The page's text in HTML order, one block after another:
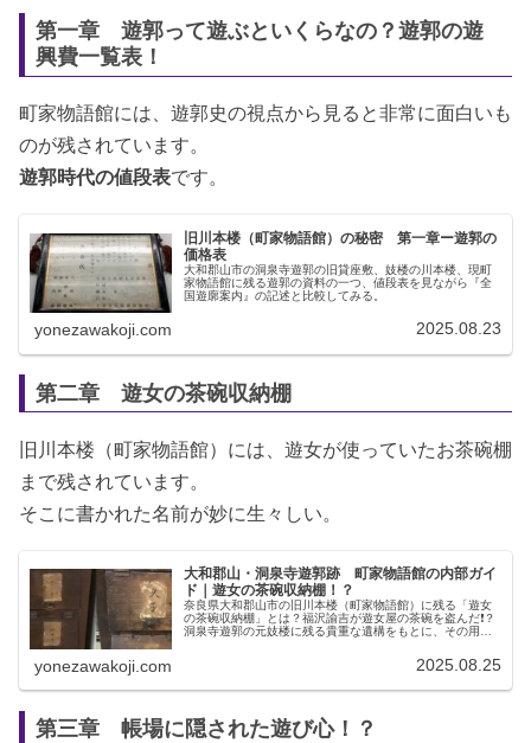
第一章 遊郭って遊ぶといくらなの？遊郭の遊
興費一覧表！
町家物語館には、遊郭史の視点から見ると非常に面白いも
のが残されています。
遊郭時代の値段表です。
旧川本楼（町家物語館）の秘密 第一章ー遊郭の
価格表
大和郡山市の洞泉寺遊郭の旧貸座敷、妓楼の川本楼、現町
家物語館に残る遊郭の資料の一つ、値段表を見ながら『全
国遊廓案内』の記述と比較してみる。
yonezawakoji.com 2025.08.23
第二章 遊女の茶碗収納棚
旧川本楼（町家物語館）には、遊女が使っていたお茶碗棚
まで残されています。
そこに書かれた名前が妙に生々しい。
大和郡山・洞泉寺遊郭跡 町家物語館の内部ガイ
ド｜遊女の茶碗収納棚！？
奈良県大和郡山市の旧川本楼（町家物語館）に残る「遊女
の茶碗収納棚」とは？福沢諭吉が遊女屋の茶碗を盗んだ❗？
洞泉寺遊郭の元妓楼に残る貴重な遺構をもとに、その用途
yonezawakoji.com 2025.08.25
第三章 帳場に隠された遊び心！？